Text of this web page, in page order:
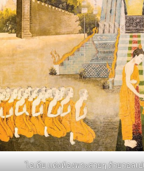
ไอเดีย แต่งห้องพระสวยๆ ด้วยวอล